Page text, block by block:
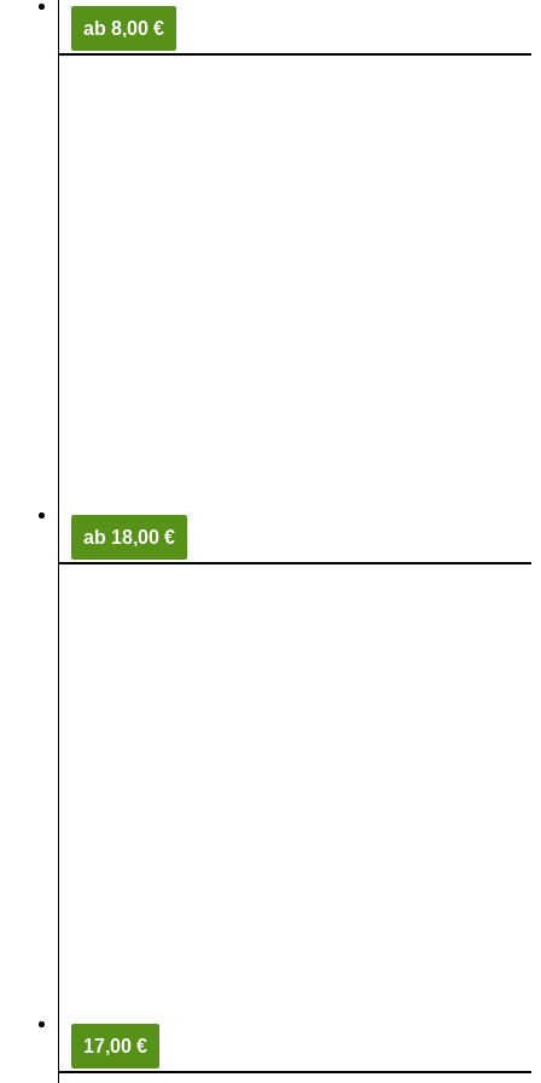
ab 8,00 €
ab 18,00 €
17,00 €